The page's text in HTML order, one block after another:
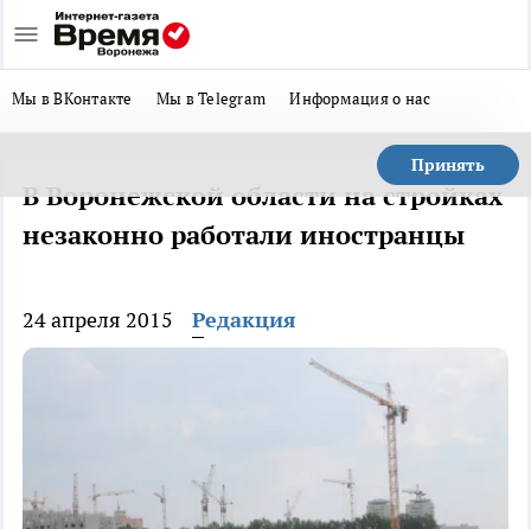
Мы в ВКонтакте Мы в Telegram Информация о нас
Принять
В Воронежской области на стройках
незаконно работали иностранцы
24 апреля 2015 Редакция